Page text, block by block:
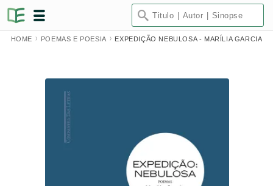
HOME POEMAS E POESIA EXPEDIÇÃO NEBULOSA - MARÍLIA GARCIA